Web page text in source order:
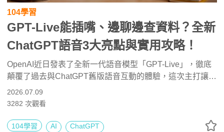
104學習
GPT-Live能插嘴、邊聊邊查資料？全新
ChatGPT語音3大亮點與實用攻略！
OpenAI近日發表了全新一代語音模型「GPT-Live」，徹底
顛覆了過去與ChatGPT舊版語音互動的體驗，這次主打讓AI
聊天變得像「跟真人通電話」一樣自然，以下就為大家整理
這次改版的核心亮點，以及上班族與學生如何將它應用在職
2026.07.09
3282 次觀看
104學習 AI ChatGPT